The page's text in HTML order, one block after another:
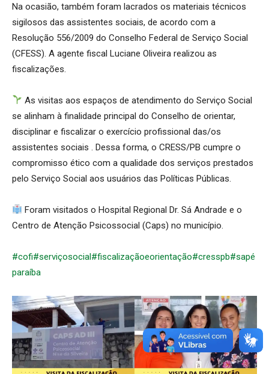
Na ocasião, também foram lacrados os materiais técnicos
sigilosos das assistentes sociais, de acordo com a
Resolução 556/2009 do Conselho Federal de Serviço Social
(CFESS). A agente fiscal Luciane Oliveira realizou as
fiscalizações.
As visitas aos espaços de atendimento do Serviço Social
se alinham à finalidade principal do Conselho de orientar,
disciplinar e fiscalizar o exercício profissional das/os
assistentes sociais . Dessa forma, o CRESS/PB cumpre o
compromisso ético com a qualidade dos serviços prestados
pelo Serviço Social aos usuários das Políticas Públicas.
Foram visitados o Hospital Regional Dr. Sá Andrade e o
Centro de Atenção Psicossocial (Caps) no município.
#cofi#serviçosocial#fiscalizaçãoeorientação#cresspb#sapé
paraíba